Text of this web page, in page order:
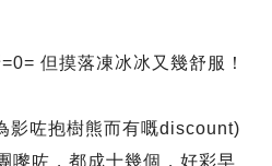
但摸落凍冰冰又幾舒服！
影咗抱樹熊而有嘅discount)
嚟咗，都成十幾個，好彩早